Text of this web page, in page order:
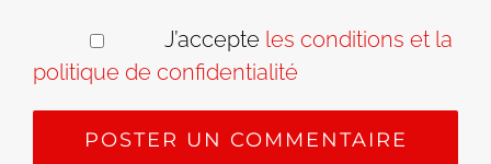
J’accepte les conditions et la
politique de confidentialité